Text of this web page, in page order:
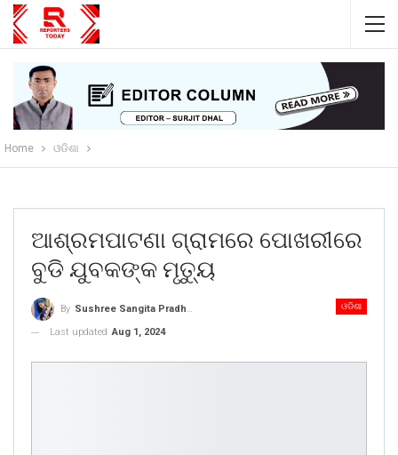
Home ଓଡିଶା
ଆଶ୍ରମପାଟଣା ଗ୍ରାମରେ ପୋଖରୀରେ
ବୁଡି ଯୁବକଙ୍କ ମୃତ୍ୟୁ
ଓଡିଶା
By Sushree Sangita Pradhan
Last updated Aug 1, 2024